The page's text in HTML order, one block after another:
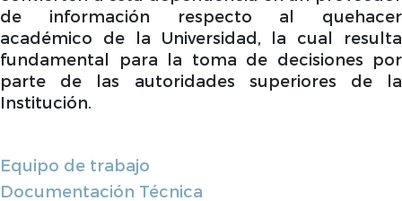
de información respecto al quehacer
académico de la Universidad, la cual resulta
fundamental para la toma de decisiones por
parte de las autoridades superiores de la
Institución.
Equipo de trabajo
Documentación Técnica